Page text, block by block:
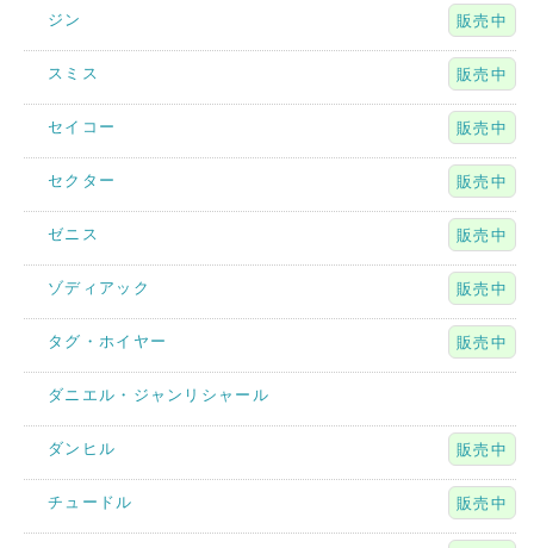
ジン 販売中
スミス 販売中
セイコー 販売中
セクター 販売中
ゼニス 販売中
ゾディアック 販売中
タグ・ホイヤー 販売中
ダニエル・ジャンリシャール
ダンヒル 販売中
チュードル 販売中